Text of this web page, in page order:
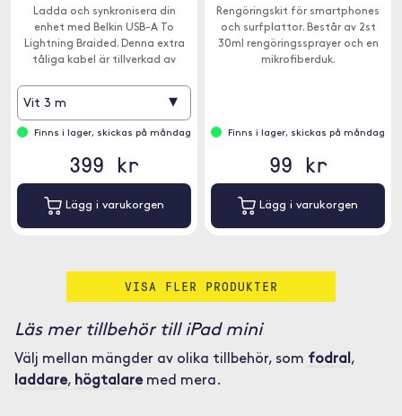
Ladda och synkronisera din
enhet med Belkin USB-A To
Lightning Braided. Denna extra
tåliga kabel är tillverkad av
look och känsla som
Vit 3 m ▾
Finns i lager, skickas på måndag
399 kr
Lägg i varukorgen
Rengöringskit för smartphones
och surfplattor. Består av 2st
30ml rengöringssprayer och en
mikrofiberduk.
Finns i lager, skickas på måndag
99 kr
Lägg i varukorgen
VISA FLER PRODUKTER
Läs mer tillbehör till iPad mini
Välj mellan mängder av olika tillbehör, som fodral ,
laddare, högtalaremed mera.